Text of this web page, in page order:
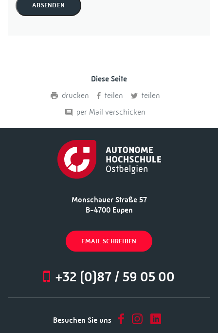
ABSENDEN
Diese Seite
drucken
teilen
teilen
per Mail verschicken
Monschauer Straße 57
B-4700 Eupen
EMAIL SCHREIBEN
+32 (0)87 / 59 05 00
Besuchen Sie uns